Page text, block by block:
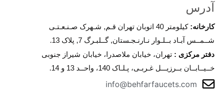
آدرس
کارخانه: کیلومتر 40 اتوبان تهران قـم, شـهرک صـنـعـتـی
شــمــس آبـاد بــلـوار نـارنـجـستان, گــلبـرگ 7, پلاک 13.
دفتر مرکزی : تهران، خیابان ملاصدرا، خیابان شیراز جنوبی
خــیــابــان بــرزیـــل غـربـی، پـلـاک 140، واحــد 13 و 14.
info@behfarfaucets.com